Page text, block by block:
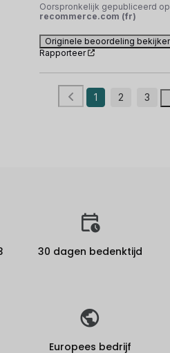
Oorspronkelijk gepubliceerd op
recommerce.com (fr)
Originele beoordeling
Rapporteer
1 2 3
30 dagen bedenktijd
Europees bedrijf